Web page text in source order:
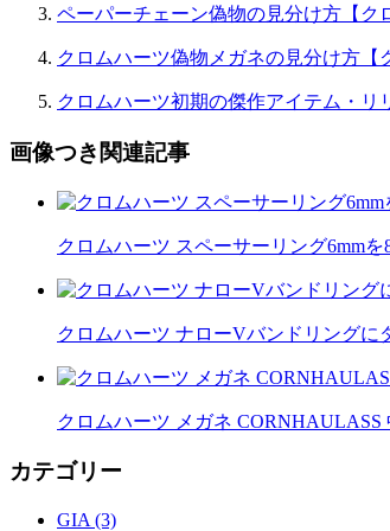
ペーパーチェーン偽物の見分け方【ク
クロムハーツ偽物メガネの見分け方【
クロムハーツ初期の傑作アイテム・リ
画像つき関連記事
クロムハーツ スペーサーリング6mm
クロムハーツ ナローVバンドリングに
クロムハーツ メガネ
カテゴリー
GIA (3)